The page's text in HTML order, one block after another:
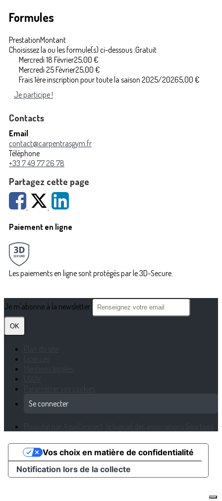
Formules
PrestationMontant
Choisissez la ou les formule(s) ci-dessous :Gratuit
Mercredi 18 Février25,00 €
Mercredi 25 Février25,00 €
Frais 1ère inscription pour toute la saison 2025/20265,00 €
Je participe !
Contacts
Email
contact@carpentrasgym.fr
Téléphone
+33 7 49 77 26 78
Partagez cette page
Paiement en ligne
Les paiements en ligne sont protégés par le 3D-Secure.
Je m'abonne à la newsletter
OK
Se connecter
Notification lors de la collecte
Vos choix en matière de confidentialité